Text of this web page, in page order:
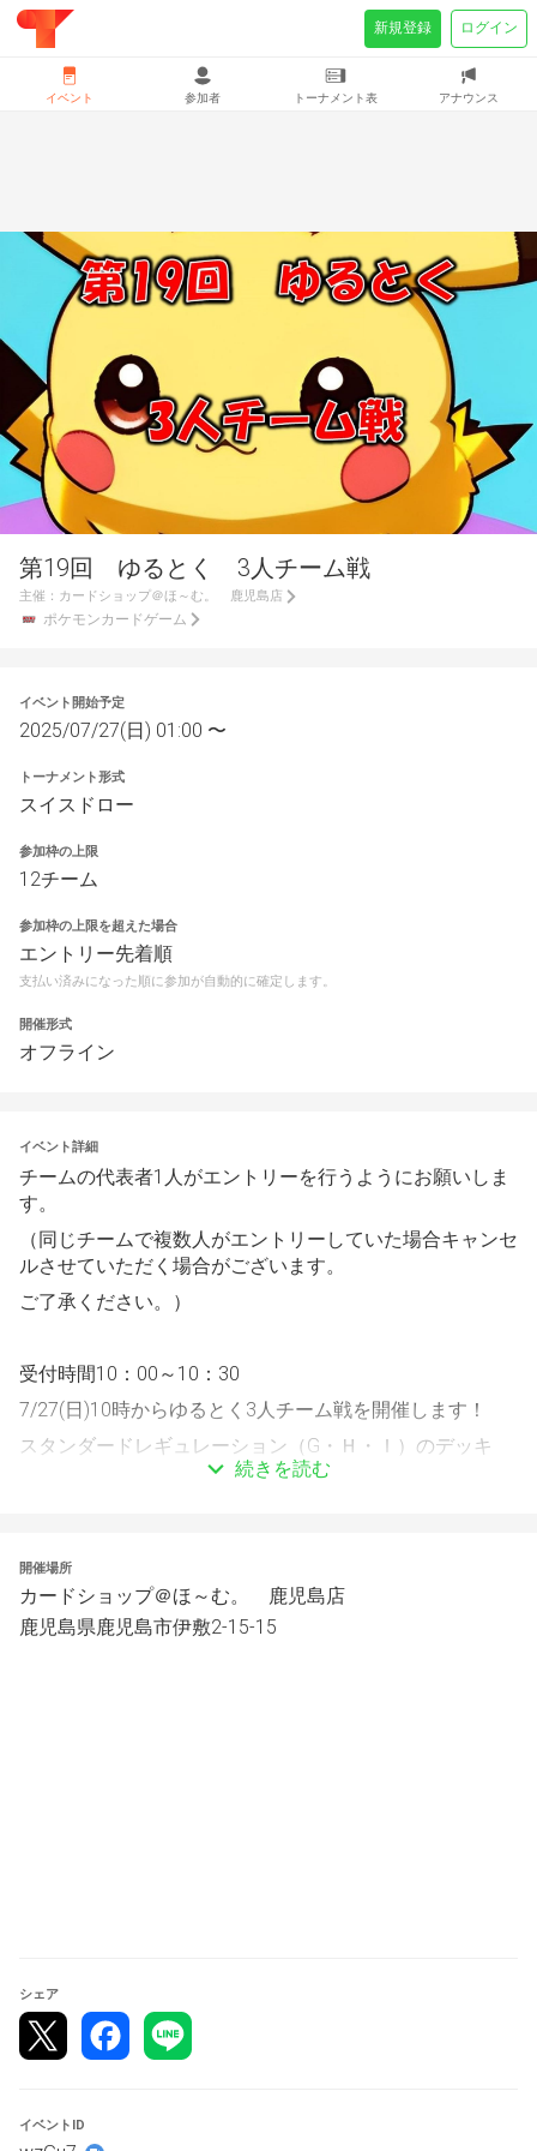
第19回 ゆるとく 3人チーム戦
主催： カードショップ＠ほ～む。 鹿児島店
ポケモンカードゲーム
イベント開始予定
2025/07/27(日) 01:00 〜
トーナメント形式
スイスドロー
参加枠の上限
12チーム
参加枠の上限を超えた場合
エントリー先着順
支払い済みになった順に参加が自動的に確定します。
開催形式
オフライン
イベント詳細
チームの代表者1人がエントリーを行うようにお願いしま
す。
（同じチームで複数人がエントリーしていた場合キャンセ
ルさせていただく場合がございます。
ご了承ください。）
受付時間10：00～10：30
7/27(日)10時からゆるとく3人チーム戦を開催します！
スタンダードレギュレーション（G・Ｈ・Ｉ）のデッキ
か・・・。
腕試し！
全勝チームが1チームになるまで（3,4回戦）スイスドロー
で行います。
制限時間は25分で行います
でプレイを行ってください。
続きを読む
開催場所
カードショップ＠ほ～む。 鹿児島店
鹿児島県鹿児島市伊敷2-15-15
シェア
イベントID
イベント 参加者 トーナメント表 アナウンス
新規登録 ログイン